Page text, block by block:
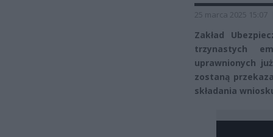
25 marca 2025 15:07
Zakład
trzynastych
uprawnionych
zostaną
składania